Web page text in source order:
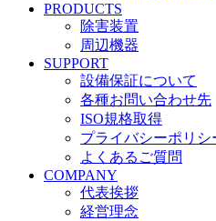
PRODUCTS
除害装置
周辺機器
SUPPORT
設備保証について
各種お問い合わせ先
ISO規格取得
プライバシーポリシ
よくあるご質問
COMPANY
代表挨拶
経営理念